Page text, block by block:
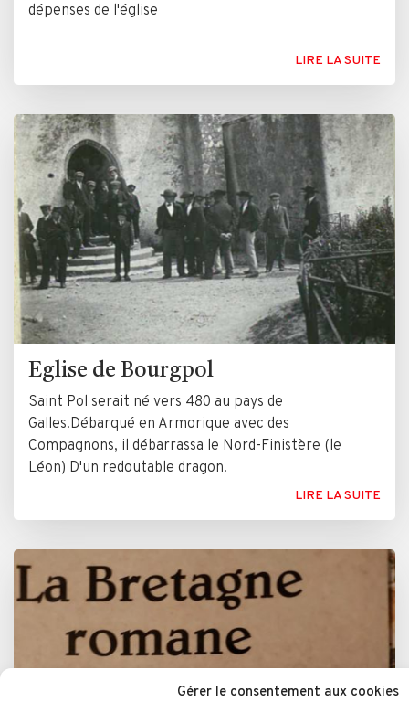
Gérer le consentement aux cookies
dépenses de l'église
LIRE LA SUITE
Eglise de Bourgpol
Saint Pol serait né vers 480 au pays de
Galles.Débarqué en Armorique avec des
Compagnons, il débarrassa le Nord-Finistère (le
Léon) D'un redoutable dragon.
LIRE LA SUITE